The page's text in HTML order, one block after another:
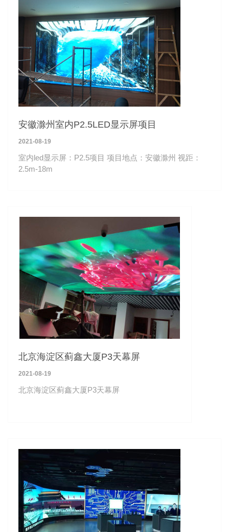
安徽滁州室内P2.5LED显示屏项目
2021-08-19
室内led显示屏：P2.5项目 项目地点：安徽滁州 视距：
2.5m-18m
北京海淀区蓟鑫大厦P3天幕屏
2021-08-19
北京海淀区蓟鑫大厦P3天幕屏